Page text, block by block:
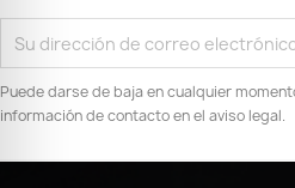
Puede darse de baja en cualquier
información de contacto en el aviso legal.